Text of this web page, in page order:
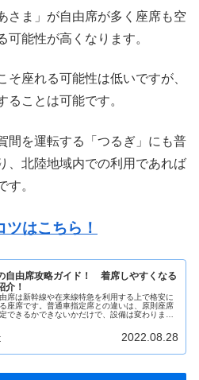
さま」が自由席が多く座席も空
可能性が高くなります。
そ座れる可能性は低いですが、
ることは可能です。
間を運転する「つるぎ」にも普
、北陸地域内での利用であれば
す。
はこちら！
自由席攻略ガイド！ 着席しやすくなる
介！
席は新幹線や在来線特急を利用する上で格安に
座席です。普通車指定席との違いは、原則座席
できるかできないかだけで、設備は変わりませ
2022.08.28